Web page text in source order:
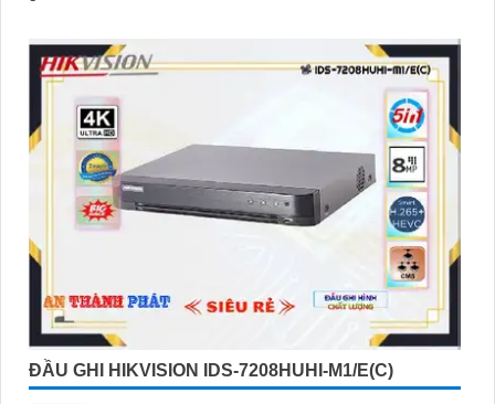
ĐẦU GHI HIKVISION IDS-7208HUHI-M1/E(C)